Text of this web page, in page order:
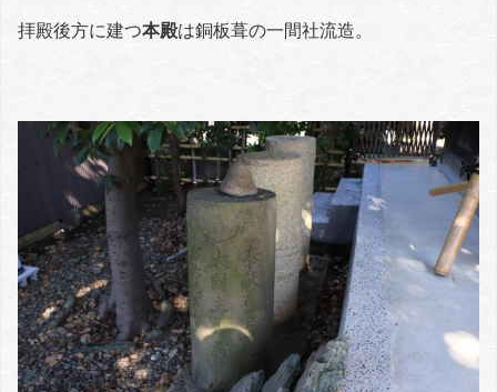
拝殿後方に建つ本殿は銅板葺の一間社流造。